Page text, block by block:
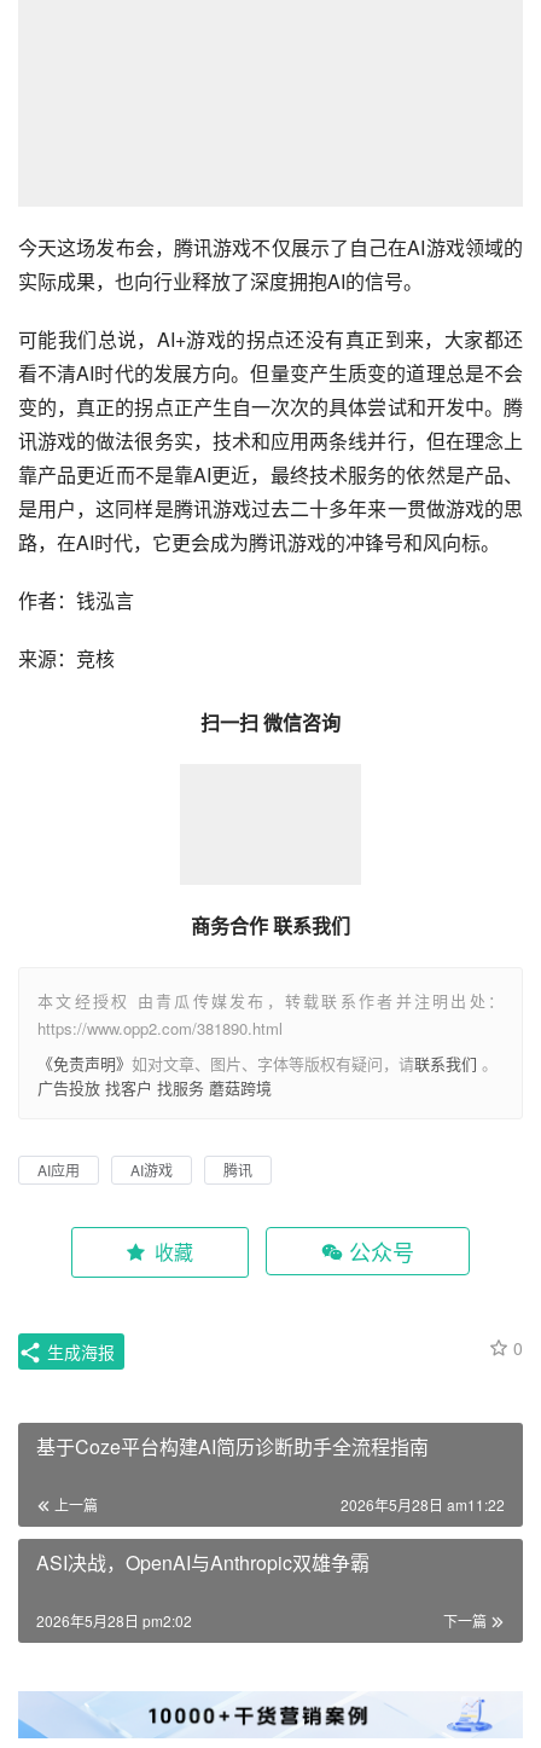
今天这场发布会，腾讯游戏不仅展示了自己在AI游戏领域的
实际成果，也向行业释放了深度拥抱AI的信号。
可能我们总说，AI+游戏的拐点还没有真正到来，大家都还
看不清AI时代的发展方向。但量变产生质变的道理总是不会
变的，真正的拐点正产生自一次次的具体尝试和开发中。腾
讯游戏的做法很务实，技术和应用两条线并行，但在理念上
靠产品更近而不是靠AI更近，最终技术服务的依然是产品、
是用户，这同样是腾讯游戏过去二十多年来一贯做游戏的思
路，在AI时代，它更会成为腾讯游戏的冲锋号和风向标。
作者：钱泓言
来源：竞核
扫一扫 微信咨询
商务合作 联系我们
本文经授权 由青瓜传媒发布，转载联系作者并注明出处：
https://www.opp2.com/381890.html
《免责声明》 如对文章、图片、字体等版权有疑问，请联系我们 。
广告投放 找客户 找服务 蘑菇跨境
AI应用 AI游戏 腾讯
收藏 公众号
0
生成海报
基于Coze平台构建AI简历诊断助手全流程指南
上一篇 2026年5月28日 am11:22
ASI决战，OpenAI与Anthropic双雄争霸
下一篇
2026年5月28日 pm2:02